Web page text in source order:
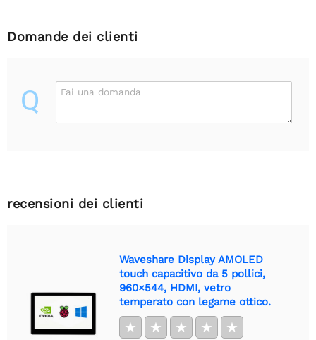
Domande dei clienti
Q Fai una domanda
recensioni dei clienti
Waveshare Display AMOLED
touch capacitivo da 5 pollici,
960×544, HDMI, vetro
temperato con legame ottico.
★ ★ ★ ★ ★